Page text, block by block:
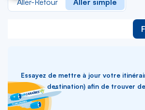
Aller-Retour Aller simple
Essayez de mettre à jour votre
destination) afin de trouver